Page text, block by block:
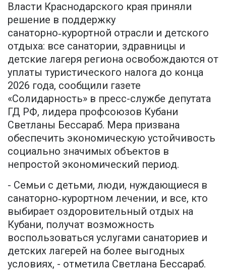
Власти Краснодарского края приняли
решение в поддержку
санаторно‑курортной отрасли и детского
отдыха: все санатории, здравницы и
детские лагеря региона освобождаются от
уплаты туристического налога до конца
2026 года, сообщили газете
«Солидарность» в пресс-службе депутата
ГД РФ, лидера профсоюзов Кубани
Светланы Бессараб. Мера призвана
обеспечить экономическую устойчивость
социально значимых объектов в
непростой экономический период.
- Семьи с детьми, люди, нуждающиеся в
санаторно‑курортном лечении, и все, кто
выбирает оздоровительный отдых на
Кубани, получат возможность
воспользоваться услугами санаториев и
детских лагерей на более выгодных
условиях, - отметила Светлана Бессараб.